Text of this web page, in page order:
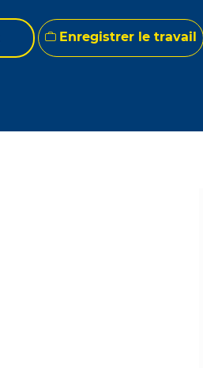
Enregistrer le travail